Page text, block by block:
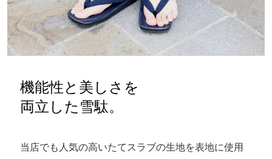
機能性と美しさを
両立した雪駄。
当店でも人気の高いたてスラブの生地を表地に使用